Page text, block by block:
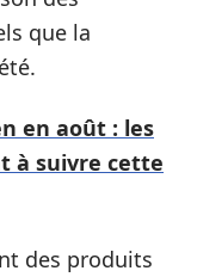
que la
en août : les
à suivre cette
des produits